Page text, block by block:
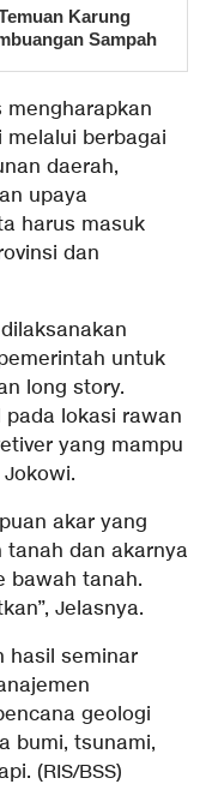
Karung
Sampah
mengharapkan
berbagai
daerah,
upaya
harus masuk
dan
untuk
long story.
lokasi rawan
yang mampu
akar yang
dan akarnya
bawah tanah.
Jelasnya.
hasil seminar
geologi
bumi, tsunami,
(RIS/BSS)